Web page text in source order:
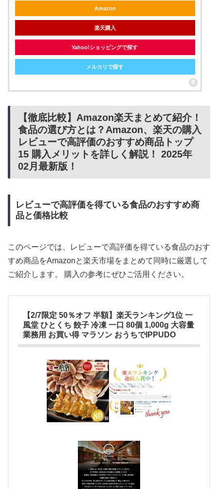
Amazon
楽天購入
Yahoo!ショッピングで探す
メルカリで探す
【徹底比較】Amazon楽天まとめて紹介！
食品の選び方とは？Amazon、楽天の購入
レビューで高評価のおすすめ商品トップ
15 購入メリットを詳しく解説！ 2025年
02月最新版！
レビューで高評価を得ている食品のおすすめ商
品と価格比較
このページでは、レビューで高評価を得ている食品のおす
すめ商品をAmazonと楽天市場をまとめて同時に厳選して
ご紹介します。 購入の参考にぜひご活用ください。
【2/7限定 50％オフ 半額】楽天ランキング1位 一
風堂 ひとくち 餃子 冷凍 一口 80個 1,000g 大容量
業務用 お買い得 マラソン おうちでIPPUDO